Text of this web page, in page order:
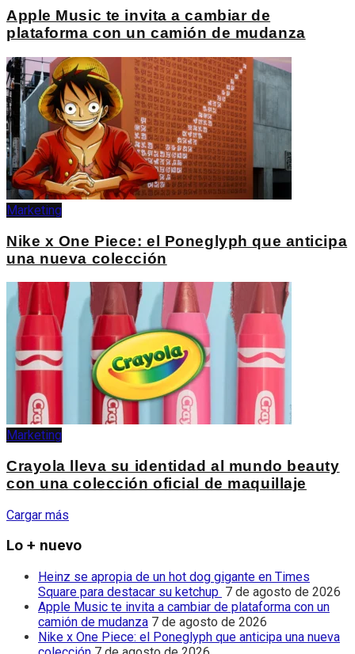
Apple Music te invita a cambiar de
plataforma con un camión de mudanza
Marketing
Nike x One Piece: el Poneglyph que anticipa
una nueva colección
Marketing
Crayola lleva su identidad al mundo beauty
con una colección oficial de maquillaje
Cargar más
Lo + nuevo
Heinz se apropia de un hot dog gigante en Times
Square para destacar su ketchup 7 de agosto de 2026
Apple Music te invita a cambiar de plataforma con un
camión de mudanza 7 de agosto de 2026
Nike x One Piece: el Poneglyph que anticipa una nueva